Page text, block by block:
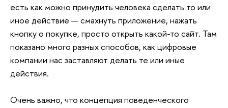
есть как можно принудить человека сделать то или
иное действие — смахнуть приложение, нажать
кнопку о покупке, просто открыть какой-то сайт. Там
показано много разных способов, как цифровые
компании нас заставляют делать те или иные
действия.
Очень важно, что концепция поведенческого